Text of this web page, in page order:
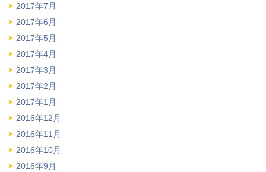
2017年7月
2017年6月
2017年5月
2017年4月
2017年3月
2017年2月
2017年1月
2016年12月
2016年11月
2016年10月
2016年9月